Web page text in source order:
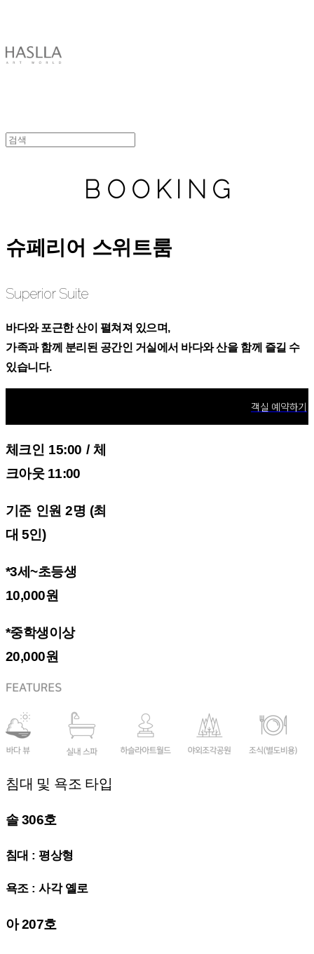
B O O K I N G
슈페리어 스위트룸
Superior Suite
바다와 포근한 산이 펼쳐져 있으며,
가족과 함께 분리된 공간인 거실에서 바다와 산을 함께 즐길 수
있습니다.
객실 예약하기
체크인 15:00 / 체
크아웃 11:00
기준 인원 2명 (최
대 5인)
*3세~초등생
10,000원
*중학생이상
20,000원
침대 및 욕조 타입
솔 306호
침대 : 평상형
욕조 : 사각 옐로
아 207호